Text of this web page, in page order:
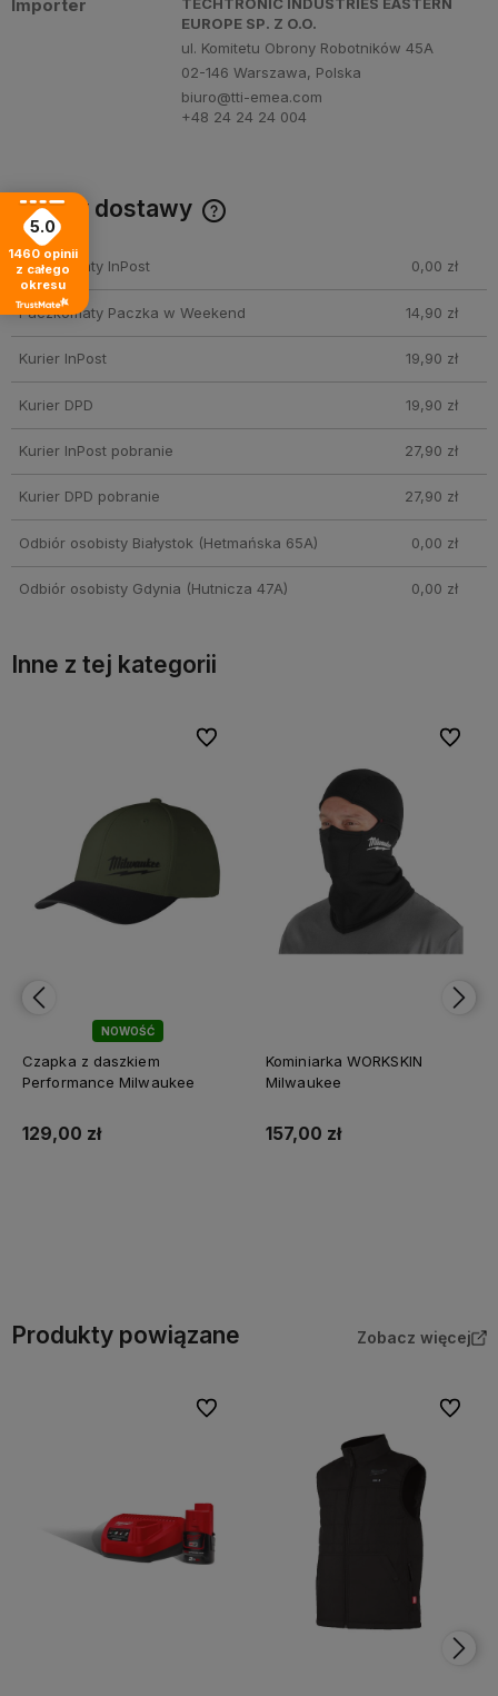
Importer
EUROPE SP. Z O.O.
ul. Komitetu Obrony Robotników 45A
02-146 Warszawa, Polska
biuro@tti-emea.com
+48 24 24 24 004
Koszty dostawy
Cena nie zawiera ewentualnych kosztów płatności
Paczkomaty InPost 0,00 zł
Paczkomaty Paczka w Weekend 14,90 zł
Kurier InPost 19,90 zł
Kurier DPD 19,90 zł
Kurier InPost pobranie 27,90 zł
Kurier DPD pobranie 27,90 zł
Odbiór osobisty Białystok (Hetmańska 65A) 0,00 zł
Odbiór osobisty Gdynia (Hutnicza 47A) 0,00 zł
Inne z tej kategorii
NOWOŚĆ
Czapka z daszkiem
Performance Milwaukee
129,00 zł
Do ulubionych
Do ulubionych
Kominiarka WORKSKIN
Milwaukee
157,00 zł
Do
Do
Produkty powiązane Zobacz więcej
Do ulubionych Do
5.0
1460 opinii
z całego
okresu